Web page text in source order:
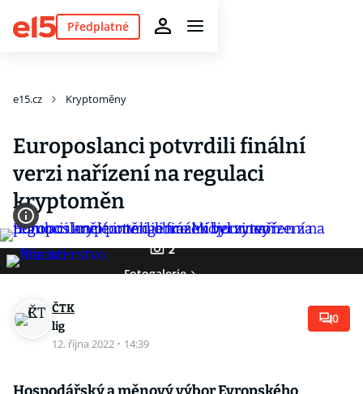
Předplatné
e15.cz Kryptoměny
Europoslanci potvrdili finální
verzi nařízení na regulaci
kryptoměn
2
Fotogalerie
ČTK
lig
12. října 2022 · 14:39
0